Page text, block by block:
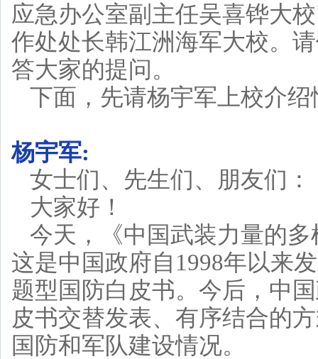
应急办公室副主任吴喜铧大
作处处长韩江洲海军大校。
答大家的提问。
下面，先请杨宇军上校介绍
杨宇军:
女士们、先生们、朋友们：
大家好！
今天，《中国武装力量的
这是中国政府自1998年以来
题型国防白皮书。今后，中
皮书交替发表、有序结合的
国防和军队建设情况。